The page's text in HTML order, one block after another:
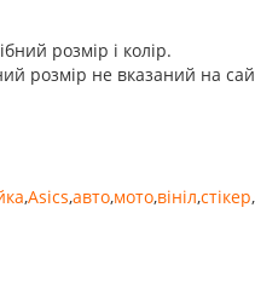
розмір і колір.
розмір не вказаний на
,Asics,авто,мото,вініл,стікер,